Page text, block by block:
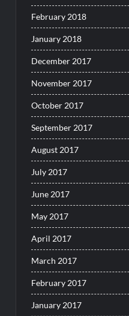
February 2018
January 2018
December 2017
November 2017
October 2017
September 2017
August 2017
July 2017
June 2017
May 2017
April 2017
March 2017
February 2017
January 2017